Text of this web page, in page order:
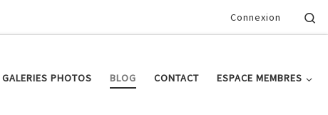
Connexion
GALERIES PHOTOS BLOG CONTACT ESPACE MEMBRES